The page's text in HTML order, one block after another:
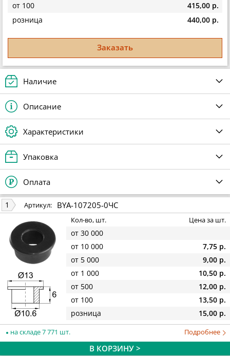
от 100
415,00 р.
розница
440,00 р.
Заказать
Наличие
Описание
Характеристики
Упаковка
Оплата
1 Артикул: BYA-107205-0ЧС
Кол-во, шт. Цена за шт.
от 30 000
от 10 000
7,75 р.
от 5 000
9,00 р.
от 1 000
10,50 р.
от 500
12,00 р.
от 100
13,50 р.
розница
15,00 р.
на складе 7 771 шт. Подробнее
В КОРЗИНУ >